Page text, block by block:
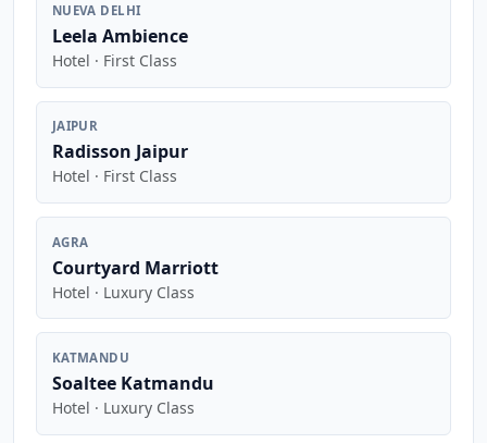
NUEVA DELHI
Leela Ambience
Hotel · First Class
JAIPUR
Radisson Jaipur
Hotel · First Class
AGRA
Courtyard Marriott
Hotel · Luxury Class
KATMANDU
Soaltee Katmandu
Hotel · Luxury Class